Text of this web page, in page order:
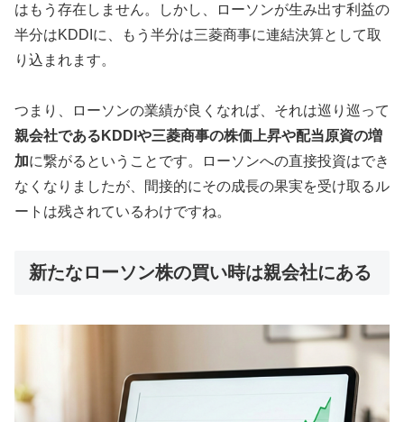
はもう存在しません。しかし、ローソンが生み出す利益の
半分はKDDIに、もう半分は三菱商事に連結決算として取
り込まれます。
つまり、ローソンの業績が良くなれば、それは巡り巡って
親会社であるKDDIや三菱商事の株価上昇や配当原資の増
加に繋がるということです。ローソンへの直接投資はでき
なくなりましたが、間接的にその成長の果実を受け取るル
ートは残されているわけですね。
新たなローソン株の買い時は親会社にある